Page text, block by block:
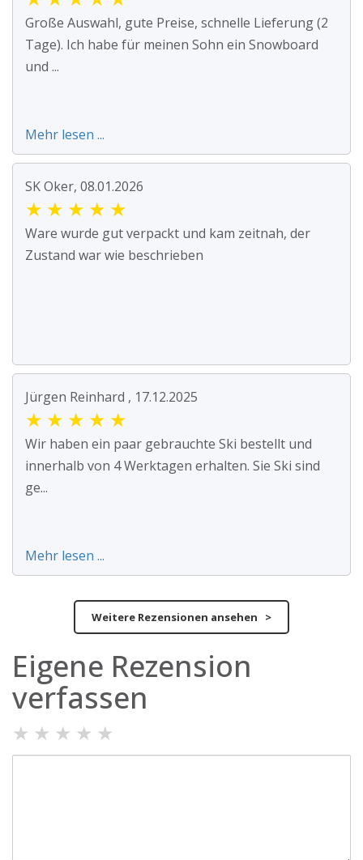
Große Auswahl, gute Preise, schnelle Lieferung (2
Tage). Ich habe für meinen Sohn ein Snowboard
und ...
Mehr lesen ...
SK Oker, 08.01.2026
★ ★ ★ ★ ★
Ware wurde gut verpackt und kam zeitnah, der
Zustand war wie beschrieben
Jürgen Reinhard , 17.12.2025
★ ★ ★ ★ ★
Wir haben ein paar gebrauchte Ski bestellt und
innerhalb von 4 Werktagen erhalten. Sie Ski sind
ge...
Mehr lesen ...
Weitere Rezensionen ansehen >
Eigene Rezension
verfassen
★ ★ ★ ★ ★